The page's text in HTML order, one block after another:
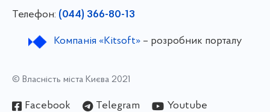
Телефон: (044) 366-80-13
Компанія «Kitsoft»– розробник порталу
© Власність міста Києва 2021
Facebook Telegram Youtube